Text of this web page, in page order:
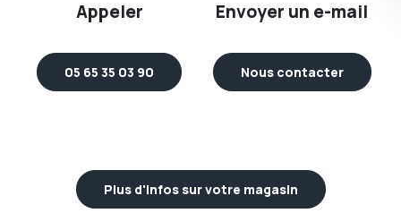
Appeler
05 65 35 03 90
Envoyer un e-mail
Nous contacter
Plus d'infos sur votre magasin